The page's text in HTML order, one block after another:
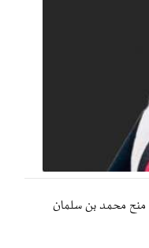
منح محمد بن سلمان